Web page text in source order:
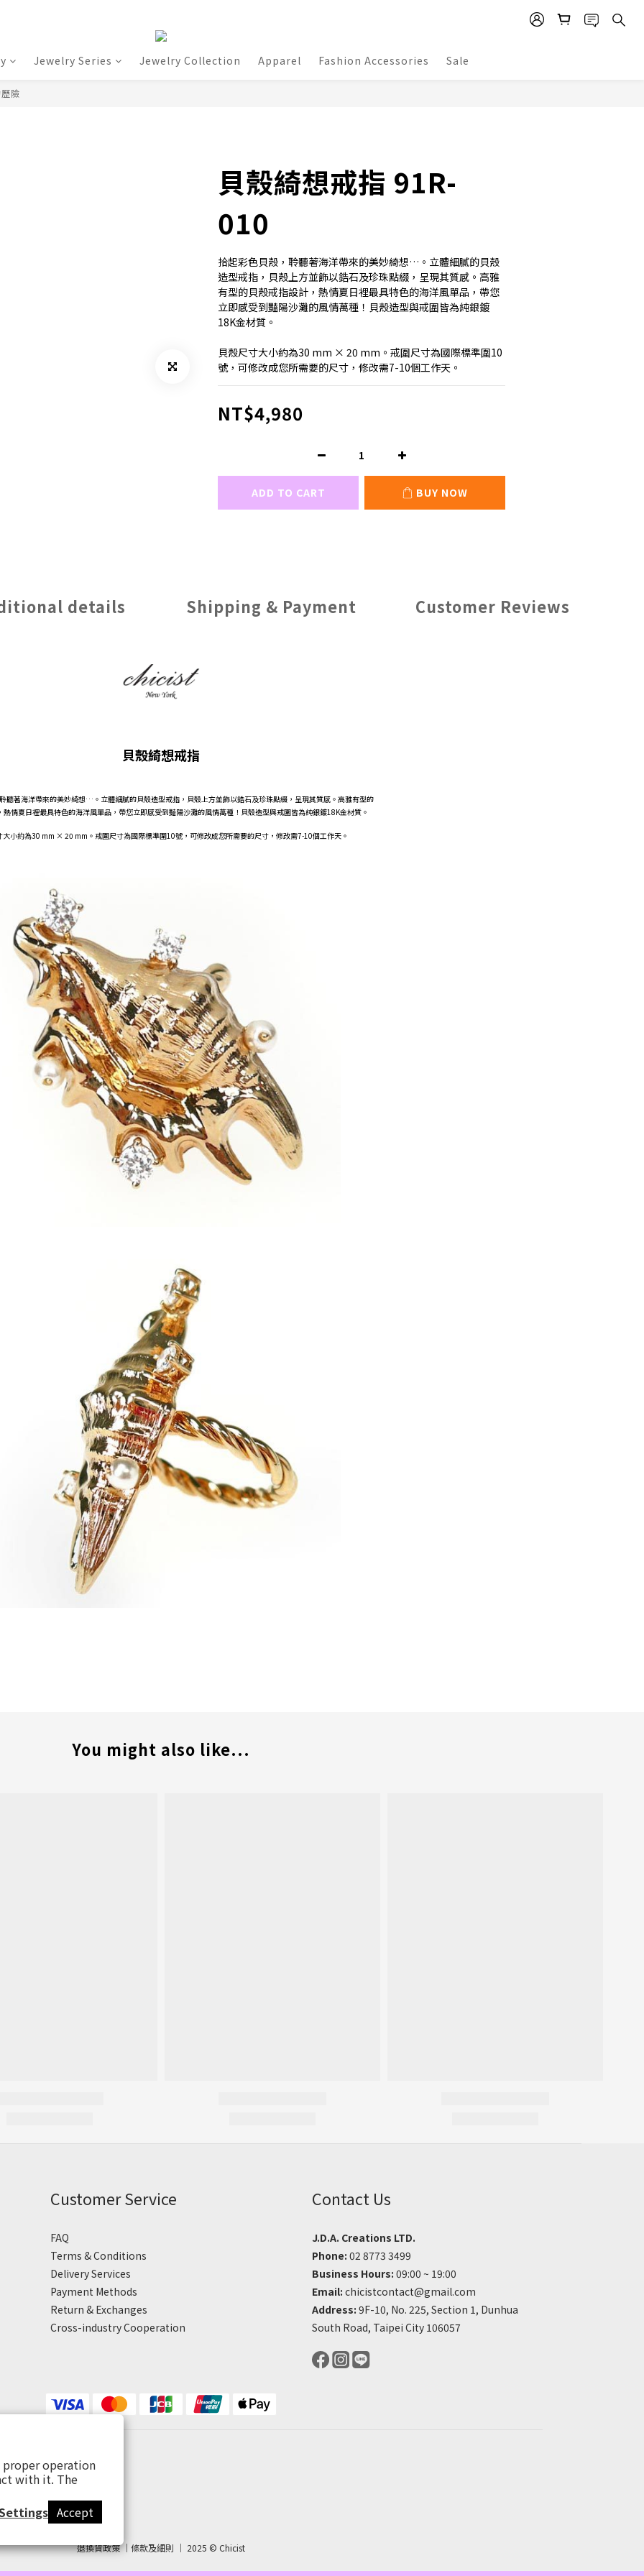
proper operation
with it. The
Accept
Jewelry Series Jewelry Collection Apparel Fashion Accessories Sale
險
貝殼綺想戒指 91R-
010
拾起彩色貝殼，聆聽著海洋帶來的美妙綺想…。立體細膩的貝殼
造型戒指，貝殼上方並飾以鋯石及珍珠點綴，呈現其質感。高雅
有型的貝殼戒指設計，熱情夏日裡最具特色的海洋風單品，帶您
立即感受到豔陽沙灘的風情萬種！貝殼造型與戒圍皆為純銀鍍
18K金材質。
貝殼尺寸大小約為30 mm × 20 mm。戒圍尺寸為國際標準圍10
號，可修改成您所需要的尺寸，修改需7-10個工作天。
NT$4,980
ADD TO CART BUY NOW
details Shipping & Payment Customer Reviews
貝殼綺想戒指
聽著海洋帶來的美妙綺想…。立體細膩的貝殼造型戒指，貝殼上方並飾以鋯石及珍珠點綴，呈現其質感。高雅有型的
熱情夏日裡最具特色的海洋風單品，帶您立即感受到豔陽沙灘的風情萬種！貝殼造型與戒圍皆為純銀鍍18K金材質。
大小約為30 mm × 20 mm。戒圍尺寸為國際標準圍10號，可修改成您所需要的尺寸，修改需7-10個工作天。
You might also like...
Customer Service
FAQ
Terms & Conditions
Delivery Services
Payment Methods
Return & Exchanges
Cross-industry Cooperation
Contact Us
J.D.A. Creations LTD.
Phone: 02 8773 3499
Business Hours: 09:00 ~ 19:00
Email: chicistcontact@gmail.com
Address: 9F-10, No. 225, Section 1, Dunhua
South Road, Taipei City 106057
退換貨政策 ｜條款及細則 ｜ 2025 © Chicist